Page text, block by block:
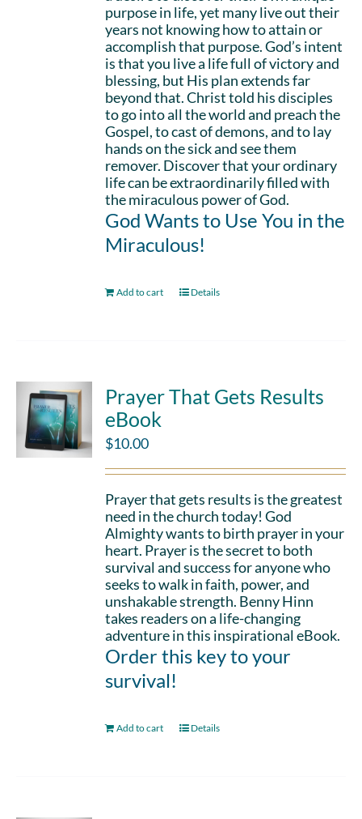
purpose in life, yet many live out their
years not knowing how to attain or
accomplish that purpose. God’s intent
is that you live a life full of victory and
blessing, but His plan extends far
beyond that. Christ told his disciples
to go into all the world and preach the
Gospel, to cast of demons, and to lay
hands on the sick and see them
remover. Discover that your ordinary
life can be extraordinarily filled with
the miraculous power of God.
God Wants to Use You in the
Miraculous!
Add to cart Details
Prayer That Gets Results
eBook
$10.00
Prayer that gets results is the greatest
need in the church today! God
Almighty wants to birth prayer in your
heart. Prayer is the secret to both
survival and success for anyone who
seeks to walk in faith, power, and
unshakable strength. Benny Hinn
takes readers on a life-changing
adventure in this inspirational eBook.
Order this key to your
survival!
Add to cart Details